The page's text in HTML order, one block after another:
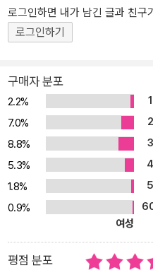
로그인하면 내가 남긴 글과 친구
로그인하기
구매자 분포
2.2%
7.0%
8.8%
5.3%
1.8%
0.9%
여성
평점 분포